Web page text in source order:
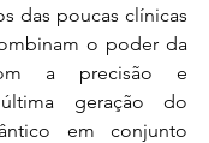
das poucas clínicas
o poder da
a precisão e
geração do
em conjunto